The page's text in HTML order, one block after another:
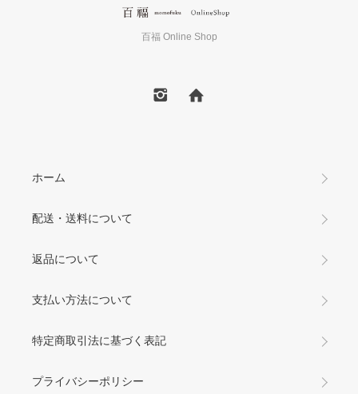
百福 Online Shop
ホーム
配送・送料について
返品について
支払い方法について
特定商取引法に基づく表記
プライバシーポリシー